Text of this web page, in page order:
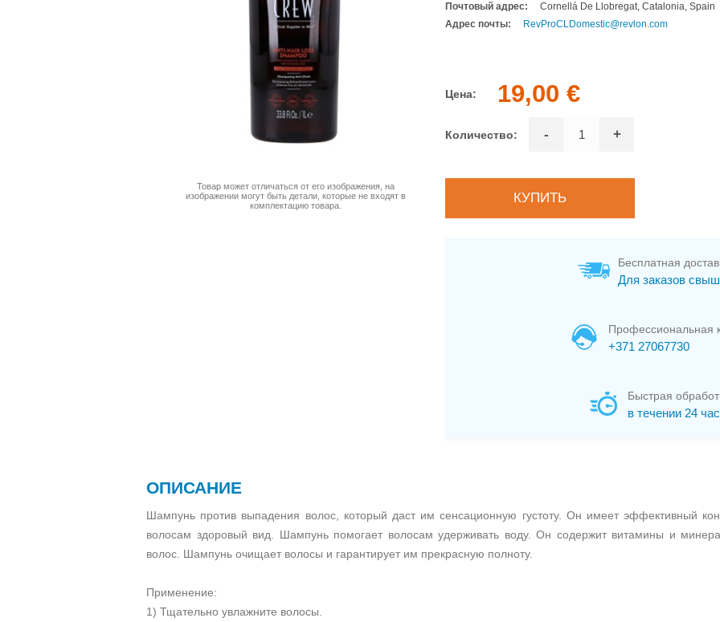
Товар может отличаться от его изображения, на
изображении могут быть детали, которые не входят в
комплектацию товара.
Почтовый адрес:
Cornellá De Llobregat, Catalonia, Spain
Адрес почты:
RevProCLDomestic@revlon.com
Цена: 19,00 €
Количество: - +
Бесплатная
Для заказов
Профессиональная
+371 27067730
Быстрая
в течении 24
ОПИСАНИЕ
Шампунь против выпадения волос, который даст им сенсационную густоту. Он имеет эффективный
волосам здоровый вид. Шампунь помогает волосам удерживать воду. Он содержит витамины и
волос. Шампунь очищает волосы и гарантирует им прекрасную полноту.
Применение:
1) Тщательно увлажните волосы.